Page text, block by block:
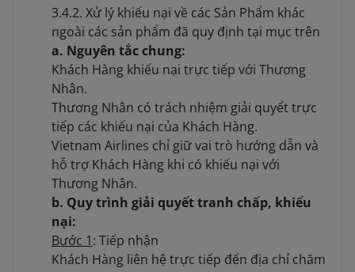
3.4.2. Xử lý khiếu nại về các Sản Phẩm khác
ngoài các sản phẩm đã quy định tại mục trên
a. Nguyên tắc chung:
Khách Hàng khiếu nại trực tiếp với Thương
Nhân.
Thương Nhân có trách nhiệm giải quyết trực
tiếp các khiếu nại của Khách Hàng.
Vietnam Airlines chỉ giữ vai trò hướng dẫn và
hỗ trợ Khách Hàng khi có khiếu nại với
Thương Nhân.
b. Quy trình giải quyết tranh chấp, khiếu
nại:
Bước 1: Tiếp nhận
Khách Hàng liên hệ trực tiếp đến địa chỉ chăm